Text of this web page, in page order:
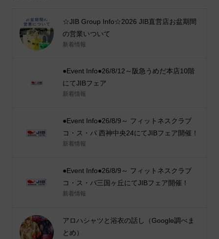
☆JIB Group Info☆2026 JIB直営店お盆期間
の営業いついて
新着情報
●Event Info●26/8/12～阪急うめだ本店10階
にてJIBフェア
新着情報
●Event Info●26/8/9～ フィットネスクラブ
コ・ス・パ 西神中央24にてJIBフェア開催！
新着情報
●Event Info●26/8/9～ フィットネスクラブ
コ・ス・パ三国ヶ丘にてJIBフェア開催！
新着情報
アロハシャツと浴衣の話し（Google調べま
とめ）